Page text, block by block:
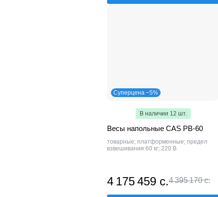
Суперцена −5%
В наличии 12 шт.
Весы напольные CAS PB-60
товарные; платформенные; предел
взвешивания 60 кг; 220 В
4 175 459 с.4 395 170 с.